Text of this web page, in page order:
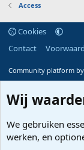
Access
Cookies
Contact
Community platform
Wij
We gebruiken
werken, en